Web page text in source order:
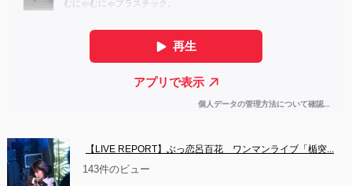
【LIVE REPORT】ぶっ恋呂百花　ワンマンライブ「楯突...
143件のビュー